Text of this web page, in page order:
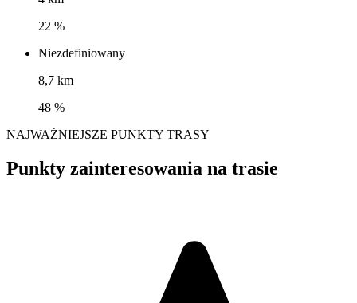
22 %
Niezdefiniowany
8,7 km
48 %
NAJWAŻNIEJSZE PUNKTY TRASY
Punkty zainteresowania na trasie